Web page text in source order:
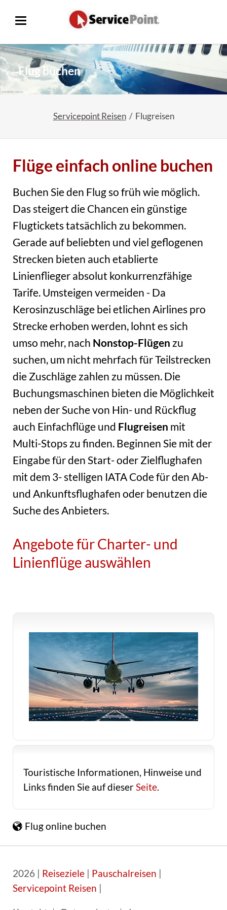
Flug buchen
Servicepoint Reisen Flugreisen
Flüge einfach online buchen
Buchen Sie den Flug so früh wie möglich.
Das steigert die Chancen ein günstige
Flugtickets tatsächlich zu bekommen.
Gerade auf beliebten und viel geflogenen
Strecken bieten auch etablierte
Linienflieger absolut konkurrenzfähige
Tarife. Umsteigen vermeiden - Da
Kerosinzuschläge bei etlichen Airlines pro
Strecke erhoben werden, lohnt es sich
umso mehr, nach Nonstop-Flügen zu
suchen, um nicht mehrfach für Teilstrecken
die Zuschläge zahlen zu müssen. Die
Buchungsmaschinen bieten die Möglichkeit
neben der Suche von Hin- und Rückflug
auch Einfachflüge und Flugreisen mit
Multi-Stops zu finden. Beginnen Sie mit der
Eingabe für den Start- oder Zielflughafen
mit dem 3- stelligen IATA Code für den Ab-
und Ankunftsflughafen oder benutzen die
Suche des Anbieters.
Angebote für Charter- und
Linienflüge auswählen
Touristische Informationen, Hinweise und
Links finden Sie auf dieserSeite.
Flug online buchen
2026 | Reiseziele| Pauschalreisen
Servicepoint Reisen